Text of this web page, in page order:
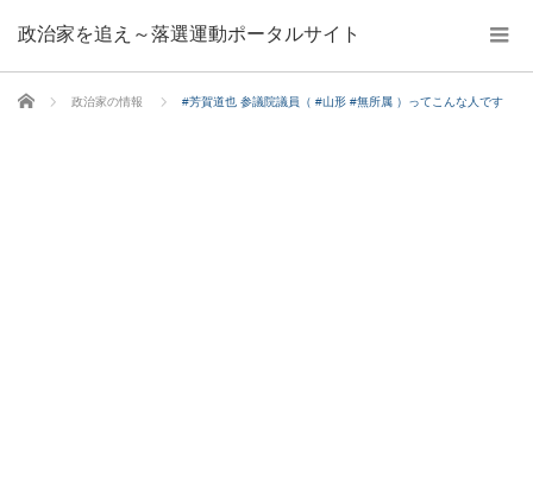
政治家を追え～落選運動ポータルサイト
ホーム 政治家の情報 #芳賀道也 参議院議員（ #山形 #無所属 ）ってこんな人です